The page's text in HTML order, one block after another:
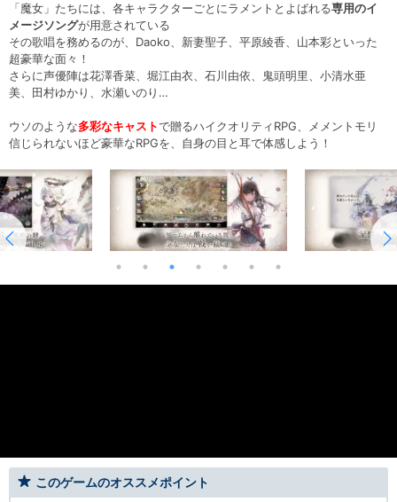
「魔女」たちには、各キャラクターごとにラメントとよばれる専用のイ
メージソングが用意されている
その歌唱を務めるのが、Daoko、新妻聖子、平原綾香、山本彩といった
超豪華な面々！
さらに声優陣は花澤香菜、堀江由衣、石川由依、鬼頭明里、小清水亜
美、田村ゆかり、水瀬いのり…
ウソのような多彩なキャストで贈るハイクオリティRPG、メメントモリ
信じられないほど豪華なRPGを、自身の目と耳で体感しよう！
このゲームのオススメポイント